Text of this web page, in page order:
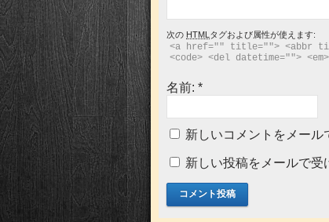
次の HTML タグおよび属性が使えます:
<a href="" title=""> <abbr
<code> <del datetime="">
名前: *
新しいコメントをメール
新しい投稿をメールで受